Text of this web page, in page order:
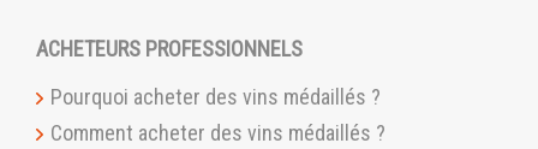
ACHETEURS PROFESSIONNELS
Pourquoi acheter des vins médaillés ?
Comment acheter des vins médaillés ?